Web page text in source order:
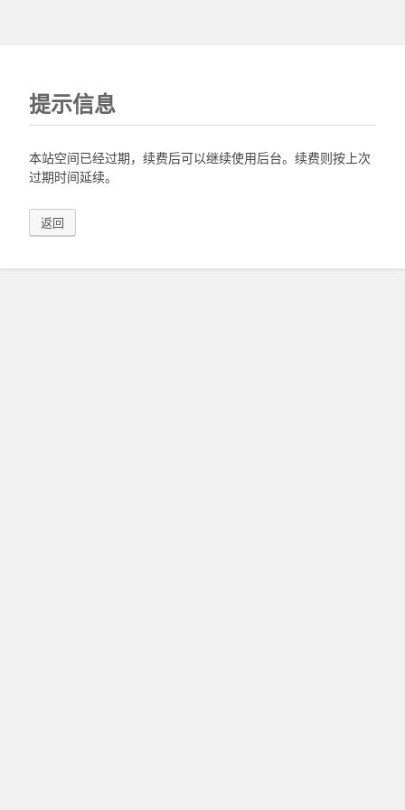
提示信息
本站空间已经过期，续费后可以继续使用后台。续费则按上次
过期时间延续。
返回